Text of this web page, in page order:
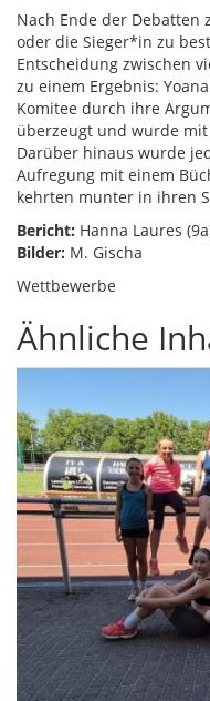
Nach Ende der Debatten
oder die Sieger*in zu
Entscheidung zwischen
zu einem Ergebnis:
Komitee durch ihre
überzeugt und wurde
Darüber hinaus wurde
Aufregung mit einem
kehrten munter in ihren
Bericht: Hanna Laures
Bilder: M. Gischa
Wettbewerbe
Ähnliche